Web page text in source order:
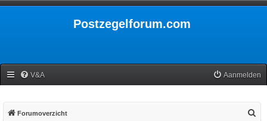
Postzegelforum.com
V&A Aanmelden
Forumoverzicht